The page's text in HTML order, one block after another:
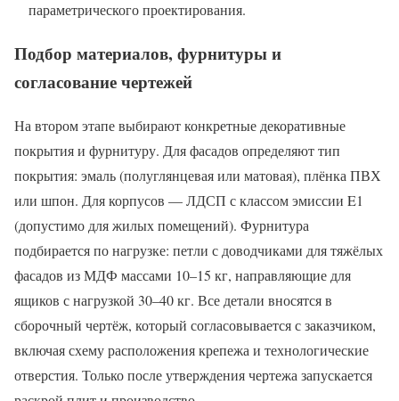
параметрического проектирования.
Подбор материалов, фурнитуры и
согласование чертежей
На втором этапе выбирают конкретные декоративные
покрытия и фурнитуру. Для фасадов определяют тип
покрытия: эмаль (полуглянцевая или матовая), плёнка ПВХ
или шпон. Для корпусов — ЛДСП с классом эмиссии E1
(допустимо для жилых помещений). Фурнитура
подбирается по нагрузке: петли с доводчиками для тяжёлых
фасадов из МДФ массами 10–15 кг, направляющие для
ящиков с нагрузкой 30–40 кг. Все детали вносятся в
сборочный чертёж, который согласовывается с заказчиком,
включая схему расположения крепежа и технологические
отверстия. Только после утверждения чертежа запускается